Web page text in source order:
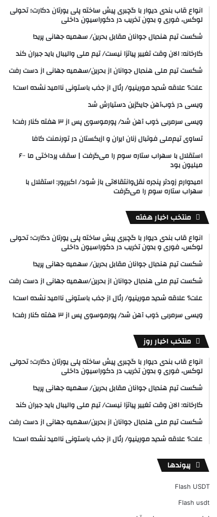
انواع قاب بندی دیوار با گچبری پیش ساخته پلی یورتان دکارت؛ تحولی
لوکس، فوری و بدون تخریب در دکوراسیون داخلی
شکست تیم هندبال جوانان مقابل بحرین/ سهمیه جهانی پرید!
کارخانه: الان وقت تغییر پیاتزا نیست/ تیم ملی والیبال باید جبران کند
شکست تیم ملی هندبال جوانان از بحرین/سهمیه جهانی از دست رفت
علت؟ علاقه شدید مورینیو/ رئال از جذب باستونی ناامید نشده است!
ویسی در ذوب‌آهن جایگزین دستیارش شد
ویسی سرمربی ذوب آهن شد/ پورموسوی پس از ۳ هفته کنار رفت!
تساوی تیم‌ملی فوتبال زنان ایران و ازبکستان در تورنمنت کافا
استقلال با سهراب ستاره سوم را می‌گرفت | سقف پرداختی ما ۶۰۰
میلیون بود
امیدوارم زودتر پنجره نقل‌وانتقالاتی باز شود/ اکبرپور: استقلال با
سهراب ستاره سوم را می‌گرفت
منتخب اخبار هفته
انواع قاب بندی دیوار با گچبری پیش ساخته پلی یورتان دکارت؛ تحولی
لوکس، فوری و بدون تخریب در دکوراسیون داخلی
شکست تیم هندبال جوانان مقابل بحرین/ سهمیه جهانی پرید!
شکست تیم ملی هندبال جوانان از بحرین/سهمیه جهانی از دست رفت
علت؟ علاقه شدید مورینیو/ رئال از جذب باستونی ناامید نشده است!
ویسی سرمربی ذوب آهن شد/ پورموسوی پس از ۳ هفته کنار رفت!
منتخب اخبار روز
انواع قاب بندی دیوار با گچبری پیش ساخته پلی یورتان دکارت؛ تحولی
لوکس، فوری و بدون تخریب در دکوراسیون داخلی
شکست تیم هندبال جوانان مقابل بحرین/ سهمیه جهانی پرید!
کارخانه: الان وقت تغییر پیاتزا نیست/ تیم ملی والیبال باید جبران کند
شکست تیم ملی هندبال جوانان از بحرین/سهمیه جهانی از دست رفت
علت؟ علاقه شدید مورینیو/ رئال از جذب باستونی ناامید نشده است!
پیوندها
Flash USDT
Flash usdt